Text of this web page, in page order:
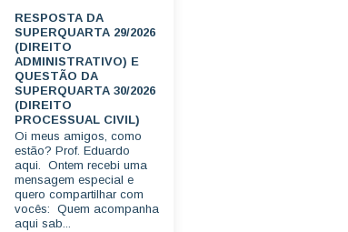
RESPOSTA DA
SUPERQUARTA 29/2026
(DIREITO
ADMINISTRATIVO) E
QUESTÃO DA
SUPERQUARTA 30/2026
(DIREITO
PROCESSUAL CIVIL)
Oi meus amigos, como
estão? Prof. Eduardo
aqui. Ontem recebi uma
mensagem especial e
quero compartilhar com
vocês: Quem acompanha
aqui sab...